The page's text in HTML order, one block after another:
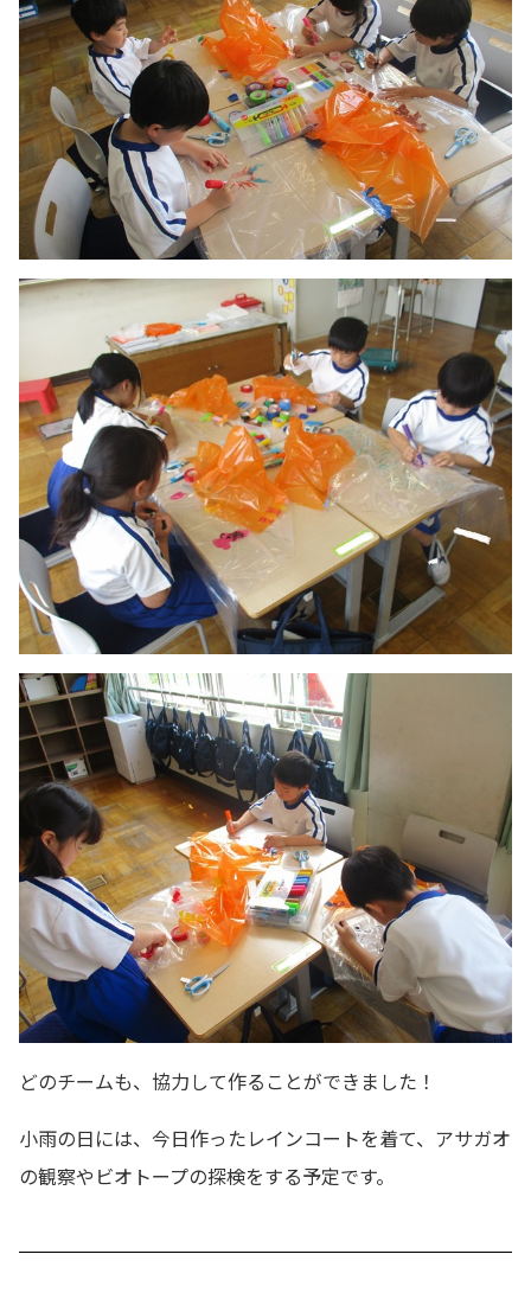
どのチームも、協力して作ることができました！
小雨の日には、今日作ったレインコートを着て、アサガオ
の観察やビオトープの探検をする予定です。